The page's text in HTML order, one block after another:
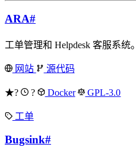
ARA#
工单管理和 Helpdesk 客服系统。
网站 源代码
★? ? Docker GPL-3.0
工单
Bugsink#